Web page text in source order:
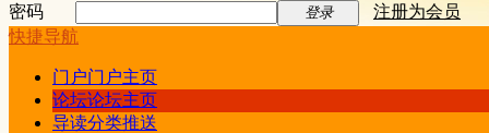
密码
登录
注册为会员
快捷导航
门户门户主页
论坛论坛主页
导读分类推送